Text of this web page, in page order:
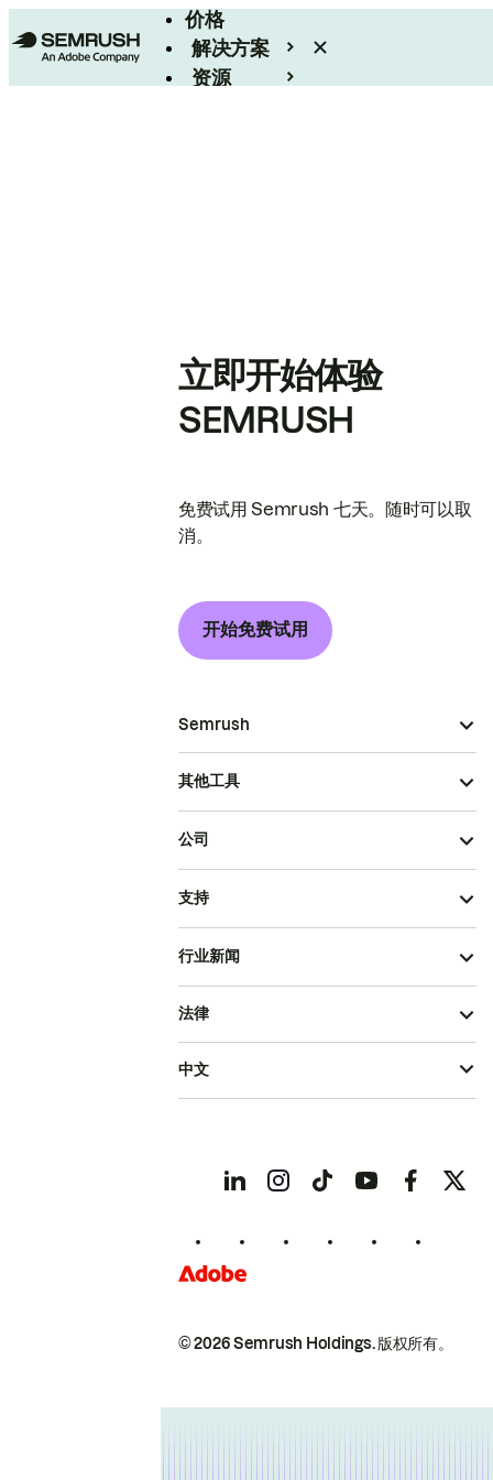
价格
解决方案
资源
立即开始体验
SEMRUSH
免费试用 Semrush 七天。随时可以取
消。
开始免费试用
Semrush
其他工具
公司
支持
行业新闻
© 2026 Semrush Holdings.版权所有。
法律
中文